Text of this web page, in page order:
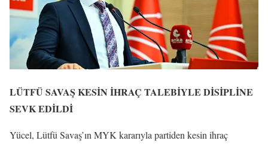
LÜTFÜ SAVAŞ KESİN İHRAÇ TALEBİYLE DİSİPLİNE
SEVK EDİLDİ
Yücel, Lütfü Savaş’ın MYK kararıyla partiden kesin ihraç